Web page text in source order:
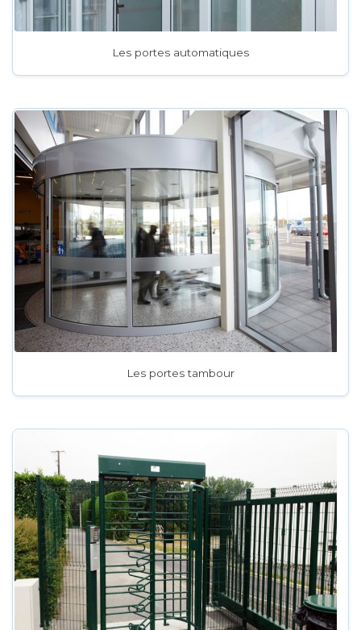
Les portes automatiques
Les portes tambour